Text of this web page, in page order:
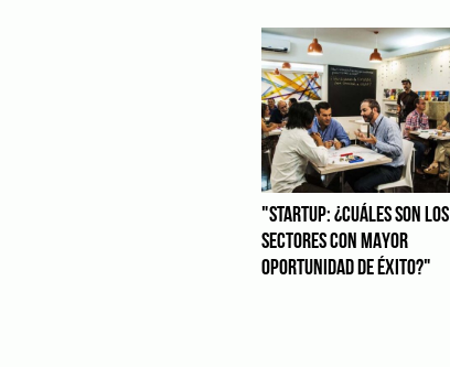
"STARTUP: ¿CUÁLES SON LOS
SECTORES CON MAYOR
OPORTUNIDAD DE ÉXITO?"